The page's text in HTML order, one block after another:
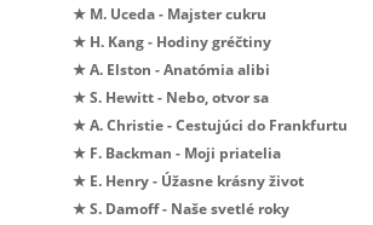
★ M. Uceda - Majster cukru
★ H. Kang - Hodiny gréčtiny
★ A. Elston - Anatómia alibi
★ S. Hewitt - Nebo, otvor sa
★ A. Christie - Cestujúci do Frankfurtu
★ F. Backman - Moji priatelia
★ E. Henry - Úžasne krásny život
★ S. Damoff - Naše svetlé roky